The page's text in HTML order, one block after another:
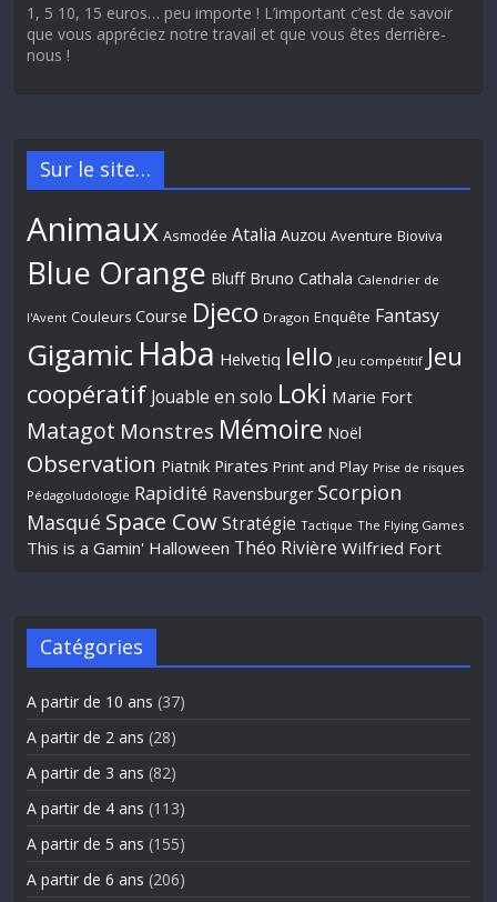
1, 5 10, 15 euros… peu importe ! L’important c’est de savoir
que vous appréciez notre travail et que vous êtes derrière-
nous !
Sur le site…
Animaux Asmodée Atalia Auzou Aventure Bioviva
Blue Orange Bluff Bruno Cathala Calendrier de
l'Avent Couleurs Course Djeco Dragon Enquête Fantasy
Gigamic Haba Helvetiq Iello Jeu compétitif Jeu
coopératif Jouable en solo Loki Marie Fort
Matagot Monstres Mémoire Noël
Observation Piatnik Pirates Print and Play Prise de risques
Pédagoludologie Rapidité Ravensburger Scorpion
Masqué Space Cow Stratégie Tactique The Flying Games
This is a Gamin' Halloween Théo Rivière Wilfried Fort
Catégories
A partir de 10 ans (37)
A partir de 2 ans (28)
A partir de 3 ans (82)
A partir de 4 ans (113)
A partir de 5 ans (155)
A partir de 6 ans (206)